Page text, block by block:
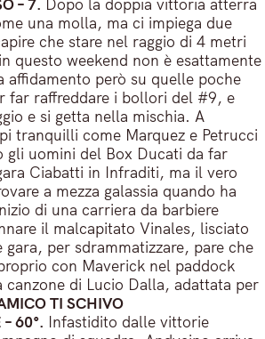
una molla, ma ci impiega due
che stare nel raggio di 4 metri
questo weekend non è esattamente
affidamento però su quelle poche
far raffreddare i bollori del #9, e
e si getta nella mischia. A
tranquilli come Marquez e Petrucci
gli uomini del Box Ducati da far
Ciabatti in Infraditi, ma il vero
a mezza galassia quando ha
di una carriera da barbiere
il malcapitato Vinales, lisciato
per sdrammatizzare, pare che
con Maverick nel paddock
canzone di Lucio Dalla, adattata per
TI SCHIVO
60°. Infastidito dalle vittorie